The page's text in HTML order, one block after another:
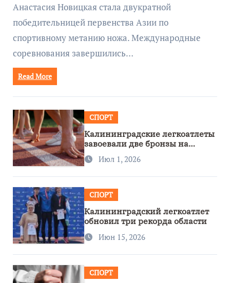
Анастасия Новицкая стала двукратной
победительницей первенства Азии по
спортивному метанию ножа. Международные
соревнования завершились…
Read More
СПОРТ
Калининградские легкоатлеты
завоевали две бронзы на
первенстве России
Июл 1, 2026
СПОРТ
Калининградский легкоатлет
обновил три рекорда области
Июн 15, 2026
СПОРТ